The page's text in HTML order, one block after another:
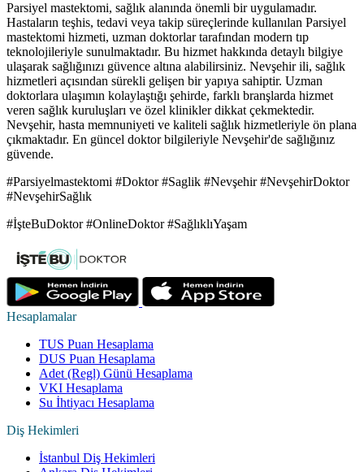
Parsiyel mastektomi, sağlık alanında önemli bir uygulamadır.
Hastaların teşhis, tedavi veya takip süreçlerinde kullanılan Parsiyel
mastektomi hizmeti, uzman doktorlar tarafından modern tıp
teknolojileriyle sunulmaktadır. Bu hizmet hakkında detaylı bilgiye
ulaşarak sağlığınızı güvence altına alabilirsiniz. Nevşehir ili, sağlık
hizmetleri açısından sürekli gelişen bir yapıya sahiptir. Uzman
doktorlara ulaşımın kolaylaştığı şehirde, farklı branşlarda hizmet
veren sağlık kuruluşları ve özel klinikler dikkat çekmektedir.
Nevşehir, hasta memnuniyeti ve kaliteli sağlık hizmetleriyle ön plana
çıkmaktadır. En güncel doktor bilgileriyle Nevşehir'de sağlığınız
güvende.
#Parsiyelmastektomi #Doktor #Saglik #Nevşehir #NevşehirDoktor
#NevşehirSağlık
#İşteBuDoktor #OnlineDoktor #SağlıklıYaşam
Hesaplamalar
TUS Puan Hesaplama
DUS Puan Hesaplama
Adet (Regl) Günü Hesaplama
VKI Hesaplama
Su İhtiyacı Hesaplama
Diş Hekimleri
İstanbul Diş Hekimleri